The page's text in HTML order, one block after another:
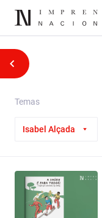
Temas
Isabel Alçada